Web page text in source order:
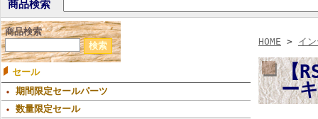
商品検索
商品検索
セール
期間限定セールパーツ
数量限定セール
HOME > イ
【
ー